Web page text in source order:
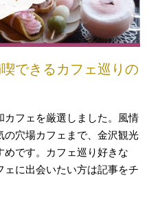
できるカフェ巡りの
フェを厳選しました。風情
穴場カフェまで、金沢観光
です。カフェ巡り好きな
に出会いたい方は記事をチ